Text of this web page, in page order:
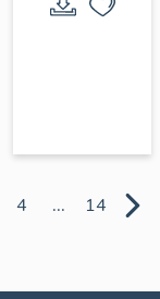
4 ... 14